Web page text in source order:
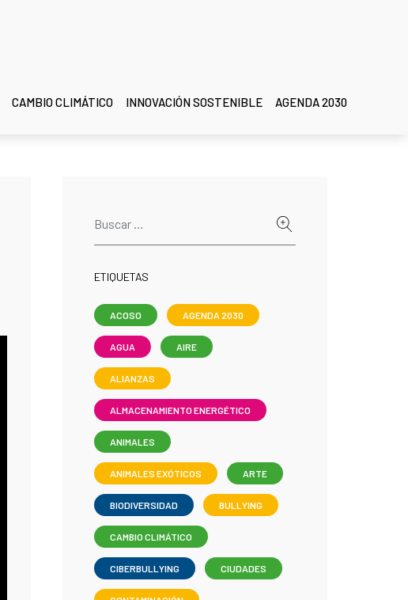
CAMBIO CLIMÁTICO INNOVACIÓN SOSTENIBLE AGENDA 2030
ETIQUETAS
ACOSO AGENDA 2030
AGUA AIRE
ALIANZAS
ALMACENAMIENTO ENERGÉTICO
ANIMALES
ANIMALES EXÓTICOS ARTE
BIODIVERSIDAD BULLYING
CAMBIO CLIMÁTICO
CIBERBULLYING CIUDADES